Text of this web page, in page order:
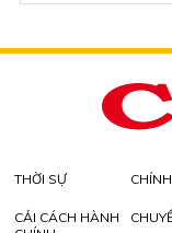
THỜI SỰ
CẢI CÁCH HÀNH